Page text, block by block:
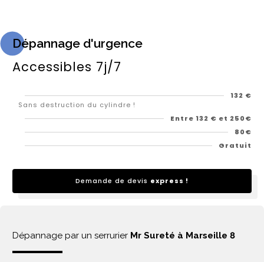
Dépannage d'urgence
Accessibles 7j/7
132 €
Sans destruction du cylindre !
Entre 132 € et 250€
80€
Gratuit
Demande de devis express !
Dépannage par un serrurier Mr Sureté à Marseille 8